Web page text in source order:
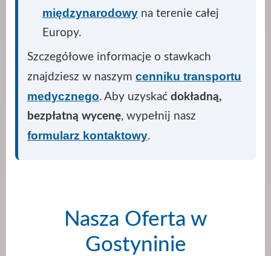
międzynarodowy na terenie całej
Europy.
Szczegółowe informacje o stawkach
znajdziesz w naszym cenniku transportu
medycznego. Aby uzyskać dokładną,
bezpłatną wycenę, wypełnij nasz
formularz kontaktowy.
Nasza Oferta w
Gostyninie